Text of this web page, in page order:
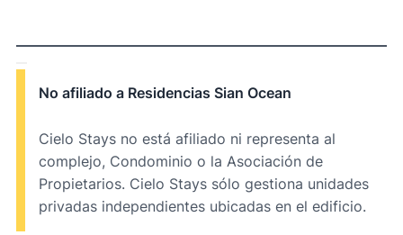
No afiliado a Residencias Sian Ocean
Cielo Stays no está afiliado ni representa al
complejo, Condominio o la Asociación de
Propietarios. Cielo Stays sólo gestiona unidades
privadas independientes ubicadas en el edificio.